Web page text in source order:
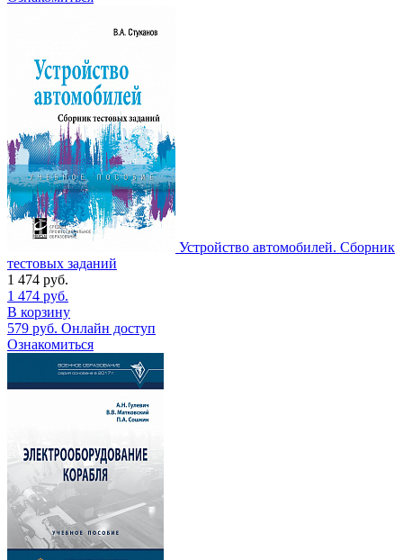
Устройство автомобилей. Сборник
тестовых заданий
1 474 руб.
1 474 руб.
В корзину
579 руб. Онлайн доступ
Ознакомиться